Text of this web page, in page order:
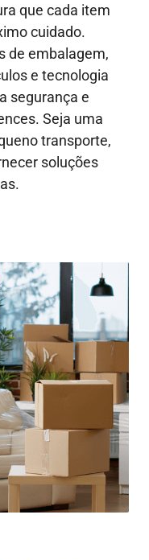
que cada item
cuidado.
de embalagem,
e tecnologia
segurança e
Seja uma
transporte,
soluções